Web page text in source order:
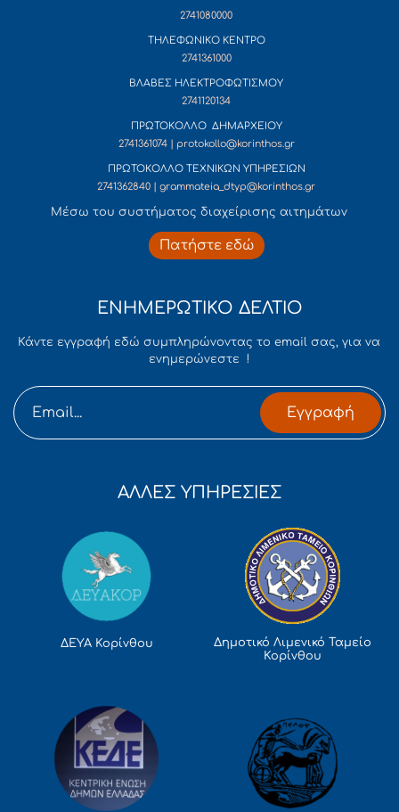
2741080000
ΤΗΛΕΦΩΝΙΚΟ ΚΕΝΤΡΟ
2741361000
ΒΛΑΒΕΣ ΗΛΕΚΤΡΟΦΩΤΙΣΜΟΥ
2741120134
ΠΡΩΤΟΚΟΛΛΟ ΔΗΜΑΡΧΕΙΟΥ
2741361074 | protokollo@korinthos.gr
ΠΡΩΤΟΚΟΛΛΟ ΤΕΧΝΙΚΩΝ ΥΠΗΡΕΣΙΩΝ
2741362840 | grammateia_dtyp@korinthos.gr
Mέσω του συστήματος διαχείρισης αιτημάτων
Πατήστε εδώ
ΕΝΗΜΕΡΩΤΙΚΟ ΔΕΛΤΙΟ
Κάντε εγγραφή εδώ συμπληρώνοντας το email σας, για να
ενημερώνεστε !
Εγγραφή
ΑΛΛΕΣ ΥΠΗΡΕΣΙΕΣ
ΔΕΥΑ Κορίνθου
Δημοτικό Λιμενικό Ταμείο
Κορίνθου